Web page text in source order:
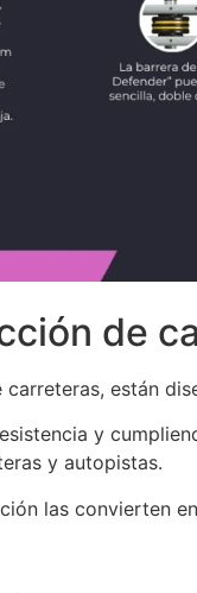
de
están
y
y autopistas.
las convierten